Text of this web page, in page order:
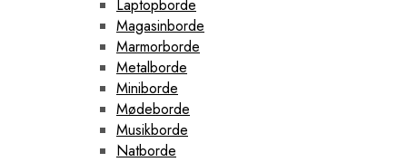
Laptopborde
Magasinborde
Marmorborde
Metalborde
Miniborde
Mødeborde
Musikborde
Natborde